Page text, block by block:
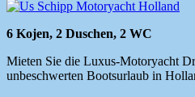
6 Kojen, 2 Duschen, 2 WC
Mieten Sie die Luxus-Motoryacht
unbeschwerten Bootsurlaub in